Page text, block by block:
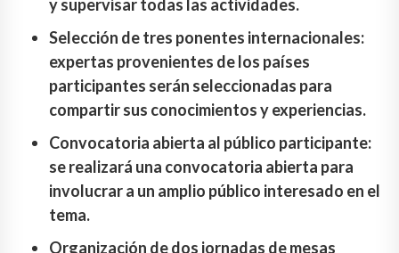
y supervisar todas las actividades.
Selección de tres ponentes internacionales:
expertas provenientes de los países
participantes serán seleccionadas para
compartir sus conocimientos y experiencias.
Convocatoria abierta al público participante:
se realizará una convocatoria abierta para
involucrar a un amplio público interesado en el
tema.
Organización de dos jornadas de mesas